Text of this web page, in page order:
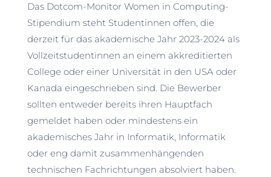
Das Dotcom-Monitor Women in Computing-
Stipendium steht Studentinnen offen, die
derzeit für das akademische Jahr 2023-2024 als
Vollzeitstudentinnen an einem akkreditierten
College oder einer Universität in den USA oder
Kanada eingeschrieben sind. Die Bewerber
sollten entweder bereits ihren Hauptfach
gemeldet haben oder mindestens ein
akademisches Jahr in Informatik, Informatik
oder eng damit zusammenhängenden
technischen Fachrichtungen absolviert haben.